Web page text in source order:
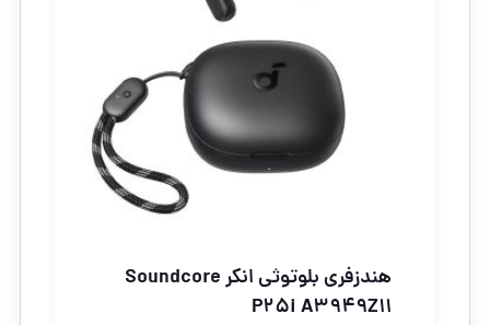
هندزفری بلوتوثی انکر Soundcore
P25i A3949Z11